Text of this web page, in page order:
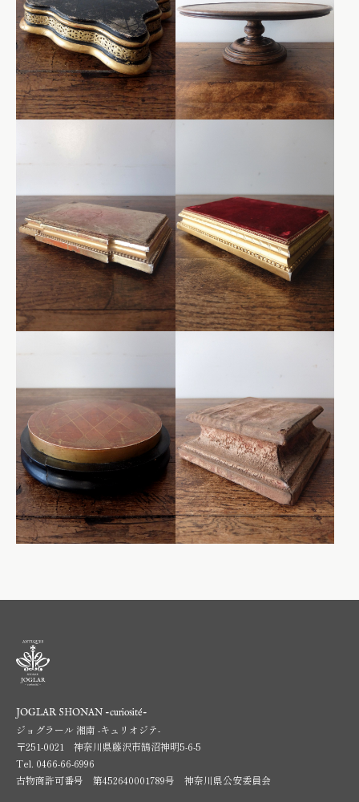
JOGLAR SHONAN -curiosité-
ジョグラール 湘南 -キュリオジテ-
〒251-0021 神奈川県藤沢市鵠沼神明5-6-5
Tel. 0466-66-6996
古物商許可番号 第452640001789号 神奈川県公安委員会